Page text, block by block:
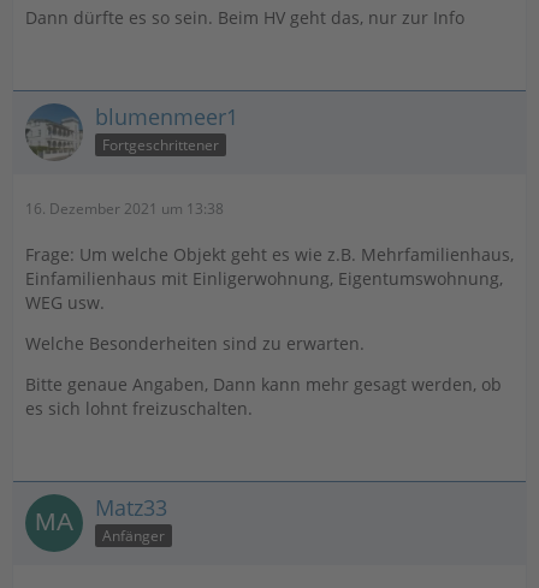
Dann dürfte es so sein. Beim HV geht das, nur zur Info
blumenmeer1
Fortgeschrittener
16. Dezember 2021 um 13:38
Frage: Um welche Objekt geht es wie z.B. Mehrfamilienhaus,
Einfamilienhaus mit Einligerwohnung, Eigentumswohnung,
WEG usw.
Welche Besonderheiten sind zu erwarten.
Bitte genaue Angaben, Dann kann mehr gesagt werden, ob
es sich lohnt freizuschalten.
Matz33
Anfänger